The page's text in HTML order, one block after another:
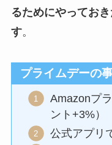
るためにやってお
す。
プライムデーの
Amazonプ
ント+3%）
公式アプリ